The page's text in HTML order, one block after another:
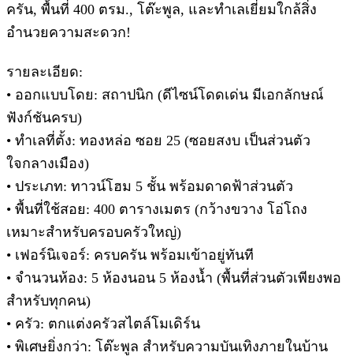
ครัน, พื้นที่ 400 ตรม., โต๊ะพูล, และทำเลเยี่ยมใกล้สิ่ง
อำนวยความสะดวก!
รายละเอียด:
• ออกแบบโดย: สถาปนิก (ดีไซน์โดดเด่น มีเอกลักษณ์
ฟังก์ชันครบ)
• ทำเลที่ตั้ง: ทองหล่อ ซอย 25 (ซอยสงบ เป็นส่วนตัว
ใจกลางเมือง)
• ประเภท: ทาวน์โฮม 5 ชั้น พร้อมดาดฟ้าส่วนตัว
• พื้นที่ใช้สอย: 400 ตารางเมตร (กว้างขวาง โอ่โถง
เหมาะสำหรับครอบครัวใหญ่)
• เฟอร์นิเจอร์: ครบครัน พร้อมเข้าอยู่ทันที
• จำนวนห้อง: 5 ห้องนอน 5 ห้องน้ำ (พื้นที่ส่วนตัวเพียงพอ
สำหรับทุกคน)
• ครัว: ตกแต่งครัวสไตล์โมเดิร์น
• พิเศษยิ่งกว่า: โต๊ะพูล สำหรับความบันเทิงภายในบ้าน